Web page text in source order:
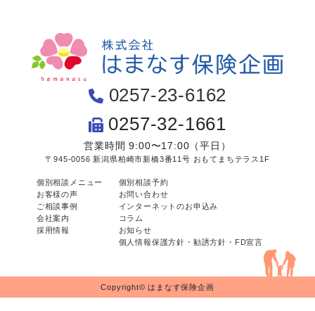
0257-23-6162
0257-32-1661
営業時間 9:00〜17:00（平日）
〒945-0056 新潟県柏崎市新橋3番11号 おもてまちテラス1F
個別相談メニュー
お客様の声
ご相談事例
会社案内
採用情報
個別相談予約
お問い合わせ
インターネットのお申込み
コラム
お知らせ
個人情報保護方針・勧誘方針・FD宣言
Copyright© はまなす保険企画